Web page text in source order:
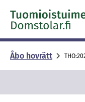
Skip to content -
Åbo hovrätt